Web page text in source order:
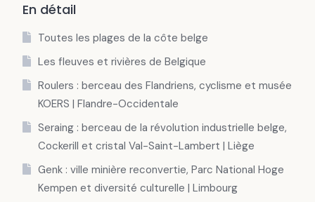
En détail
Toutes les plages de la côte belge
Les fleuves et rivières de Belgique
Roulers : berceau des Flandriens, cyclisme et musée
KOERS | Flandre-Occidentale
Seraing : berceau de la révolution industrielle belge,
Cockerill et cristal Val-Saint-Lambert | Liège
Genk : ville minière reconvertie, Parc National Hoge
Kempen et diversité culturelle | Limbourg